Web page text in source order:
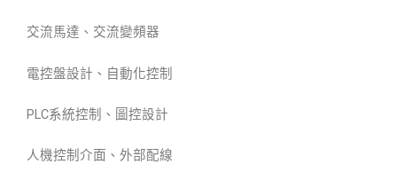
交流馬達、交流變頻器
電控盤設計、自動化控制
PLC系統控制、圖控設計
人機控制介面、外部配線